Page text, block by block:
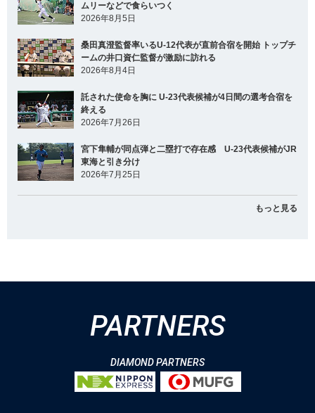
ムリーなどで食らいつく
2026年8月5日
桑田真澄監督率いるU-12代表が直前合宿を開始 トップチ
ームの井口資仁監督が激励に訪れる
2026年8月4日
託された使命を胸に U-23代表候補が4日間の選考合宿を
終える
2026年7月26日
宮下隼輔が同点弾と二塁打で存在感 U-23代表候補がJR
東海と引き分け
2026年7月25日
もっと見る
PARTNERS
DIAMOND PARTNERS